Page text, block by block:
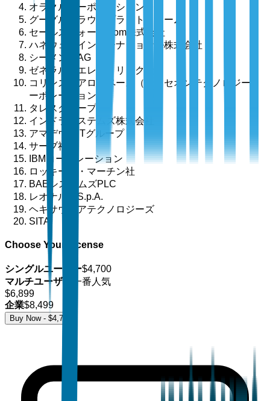
オラクルコーポレーション
グーグルクラウドプラットフォーム
セールスフォース.com株式会社
ハネウェルインターナショナル株式会社
シーメンスAG
ゼネラル・エレクトリック社
コリンズエアロスペース（レイセオンテクノロジーコ
ーポレーション）
タレスグループ
インドラシステムズ株式会社
アマデウスITグループ
サーブ社
IBMコーポレーション
ロッキード・マーチン社
BAEシステムズPLC
レオナルドS.p.A.
ヘキサウェアテクノロジーズ
SITA
Choose Your License
シングルユーザー$4,700
マルチユーザー
一番人気
$6,899
企業$8,499
Buy Now - $4,700